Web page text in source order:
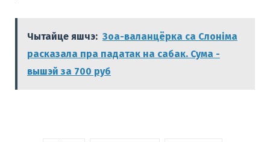
Чытайце яшчэ: Зоа-валанцёрка са Слоніма
расказала пра падатак на сабак. Сума -
вышэй за 700 руб